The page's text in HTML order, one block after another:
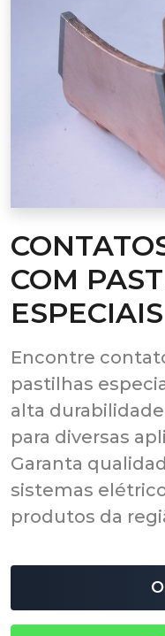
COM
Encontre
pastilhas
alta
para diversas
Garanta
sistemas
produtos da